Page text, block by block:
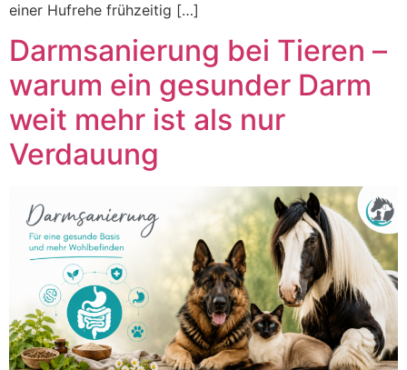
einer Hufrehe frühzeitig […]
Darmsanierung bei Tieren –
warum ein gesunder Darm
weit mehr ist als nur
Verdauung